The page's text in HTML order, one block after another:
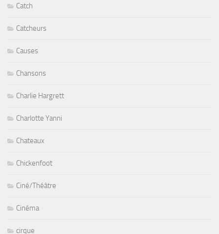
Catch
Catcheurs
Causes
Chansons
Charlie Hargrett
Charlotte Yanni
Chateaux
Chickenfoot
Ciné/Théâtre
Cinéma
cirque